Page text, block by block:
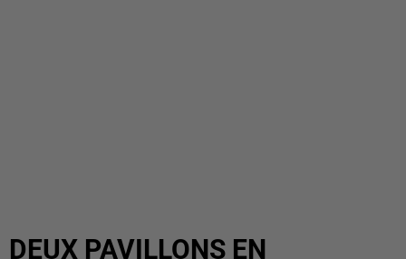
DEUX PAVILLONS EN